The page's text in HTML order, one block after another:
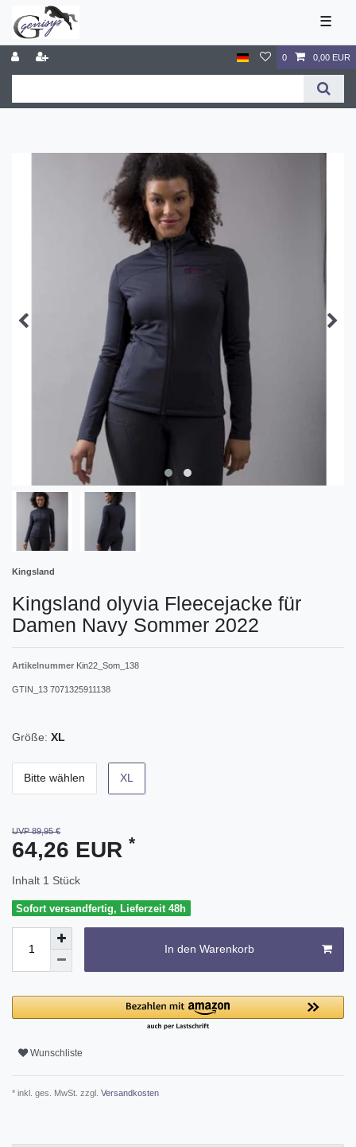
☰
0 0,00 EUR
Kingsland
Kingsland olyvia Fleecejacke für
Damen Navy Sommer 2022
Artikelnummer Kin22_Som_138
GTIN_13 7071325911138
Größe: XL
Bitte wählen XL
UVP 89,95 €
64,26 EUR *
Inhalt 1 Stück
Sofort versandfertig, Lieferzeit 48h
In den Warenkorb
Wunschliste
* inkl. ges. MwSt. zzgl. Versandkosten